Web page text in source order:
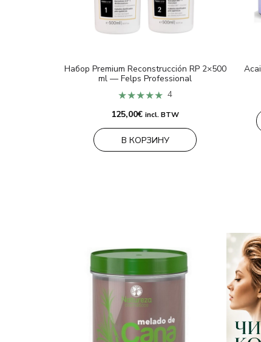
Набор Premium Reconstrucción RP 2×500
ml — Felps Professional
★★★★★ 4
125,00€ incl. BTW
В КОРЗИНУ